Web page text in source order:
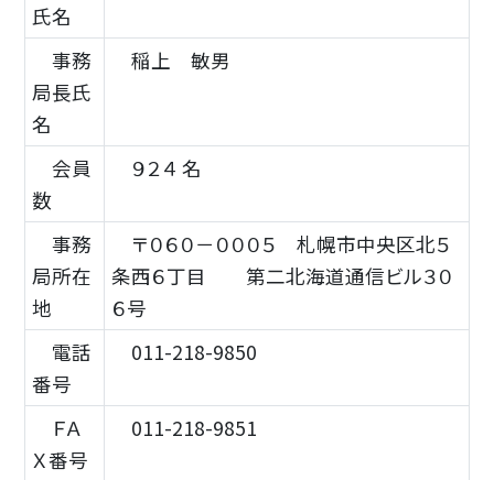
氏名
事務
局長氏
名
稲上 敏男
会員
数
９２４ 名
事務
局所在
地
〒０６０－０００５ 札幌市中央区北５
条西６丁目 第二北海道通信ビル３０
６号
電話
番号
011-218-9850
ＦＡ
Ｘ番号
011-218-9851